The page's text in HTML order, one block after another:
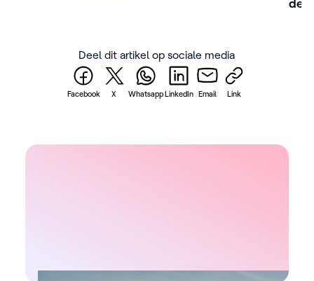
de
Deel dit artikel op sociale media
Facebook X WhatsappLinkedIn Email Link